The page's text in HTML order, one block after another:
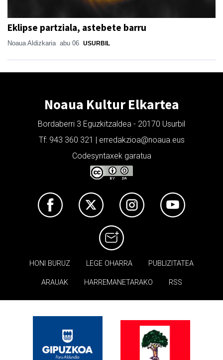
Eklipse partziala, astebete barru
Noaua Aldizkaria abu 06 USURBIL
Noaua Kultur Elkartea
Bordaberri 3 Eguzkitzaldea - 20170 Usurbil
Tf: 943 360 321 | erredakzioa@noaua.eus
Codesyntaxek garatua
HONI BURUZ LEGE OHARRA PUBLIZITATEA
ARAUAK HARREMANETARAKO RSS